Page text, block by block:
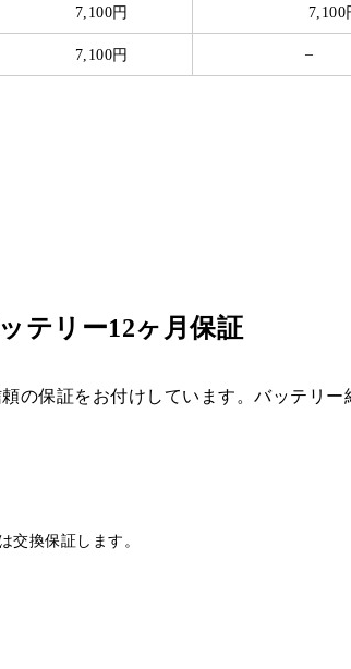
7,100円 7,100
7,100円 –
テリー12ヶ月保証
の保証をお付けしています。バッテリー
交換保証します。